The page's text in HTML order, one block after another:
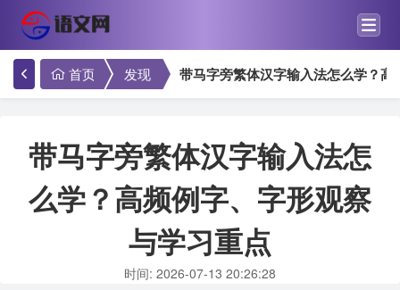
首页 发现 带马字旁繁体汉字输入法怎么学？
带马字旁繁体汉字输入法怎
么学？高频例字、字形观察
与学习重点
时间: 2026-07-13 20:26:28